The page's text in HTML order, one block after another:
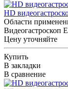
HD
Области
Видеогастроскоп
Цену уточняйте
Купить
В закладки
В сравнение